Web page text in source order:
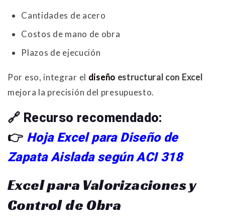
Cantidades de acero
Costos de mano de obra
Plazos de ejecución
Por eso, integrar el diseño estructural con Excel
mejora la precisión del presupuesto.
🔗 Recurso recomendado:
👉 Hoja Excel para Diseño de
Zapata Aislada según ACI 318
Excel para Valorizaciones y
Control de Obra